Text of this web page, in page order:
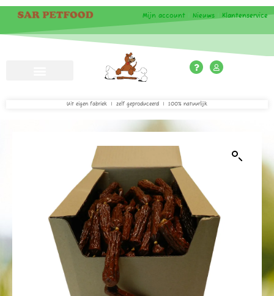
Mijn account Nieuws Klantenservice
Uit eigen fabriek | zelf geproduceerd | 100% natuurlijk